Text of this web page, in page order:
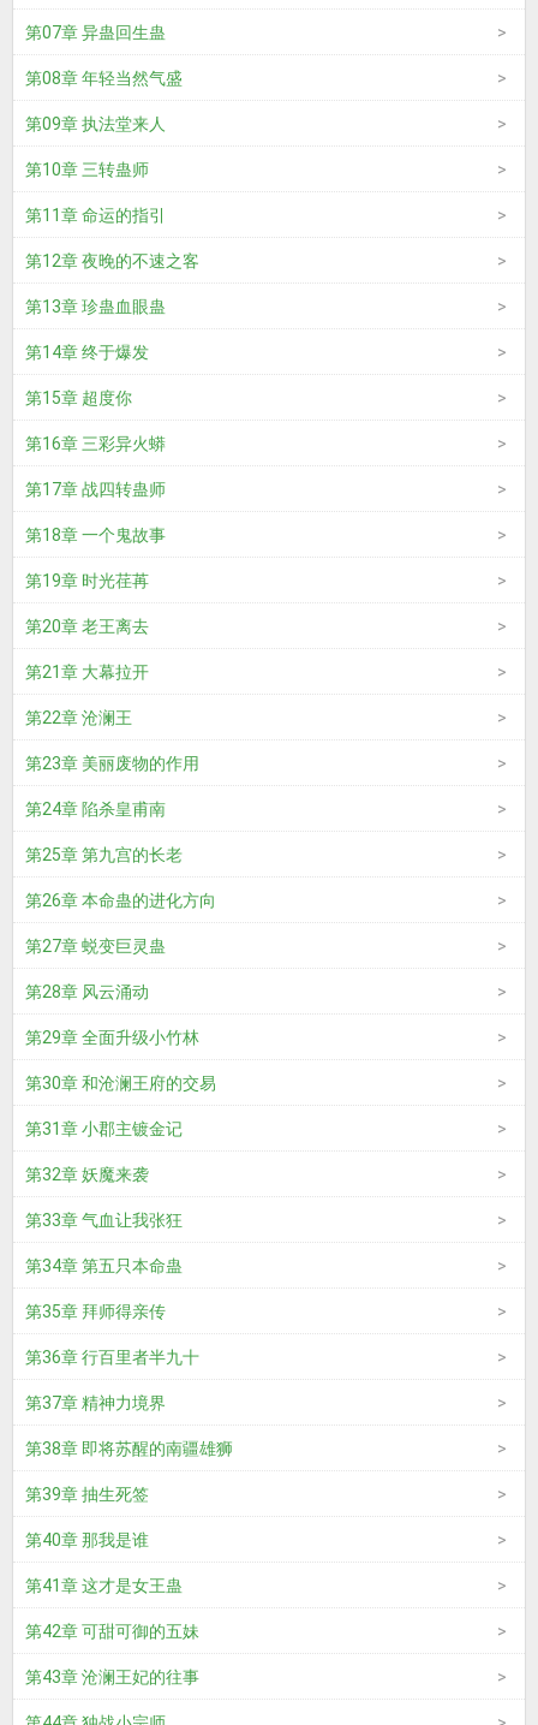
第07章 异蛊回生蛊
第08章 年轻当然气盛
第09章 执法堂来人
第10章 三转蛊师
第11章 命运的指引
第12章 夜晚的不速之客
第13章 珍蛊血眼蛊
第14章 终于爆发
第15章 超度你
第16章 三彩异火蟒
第17章 战四转蛊师
第18章 一个鬼故事
第19章 时光荏苒
第20章 老王离去
第21章 大幕拉开
第22章 沧澜王
第23章 美丽废物的作用
第24章 陷杀皇甫南
第25章 第九宫的长老
第26章 本命蛊的进化方向
第27章 蜕变巨灵蛊
第28章 风云涌动
第29章 全面升级小竹林
第30章 和沧澜王府的交易
第31章 小郡主镀金记
第32章 妖魔来袭
第33章 气血让我张狂
第34章 第五只本命蛊
第35章 拜师得亲传
第36章 行百里者半九十
第37章 精神力境界
第38章 即将苏醒的南疆雄狮
第39章 抽生死签
第40章 那我是谁
第41章 这才是女王蛊
第42章 可甜可御的五妹
第43章 沧澜王妃的往事